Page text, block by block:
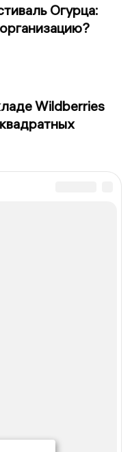
Огурца:
Wildberries